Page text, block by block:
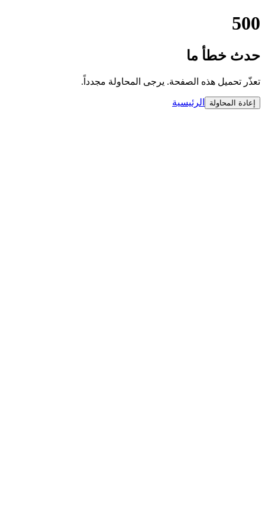
500
حدث خطأ ما
تعذّر تحميل هذه الصفحة. يرجى المحاولة مجدداً.
إعادة المحاولة الرئيسية